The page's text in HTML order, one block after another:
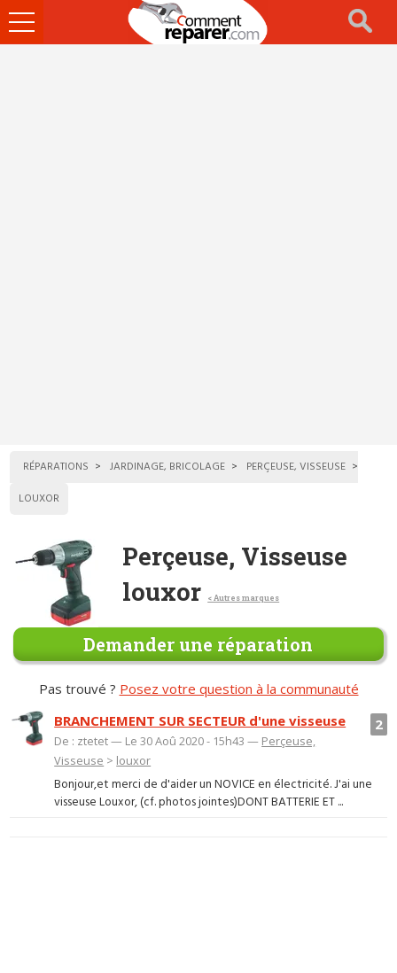
Ouvrir
le
RÉPARATIONS JARDINAGE, BRICOLAGE
PERÇEUSE, VISSEUSE
LOUXOR
Perçeuse, Visseuse
louxor
< Autres marques
Demander une réparation
Pas trouvé ? Posez votre question à la communauté
2
BRANCHEMENT SUR SECTEUR d'une visseuse
De : ztetet — Le 30 Aoû 2020 - 15h43 — Perçeuse,
Visseuse > louxor
Bonjour,et merci de d'aider un NOVICE en électricité. J'ai une
visseuse Louxor, (cf. photos jointes)DONT BATTERIE ET ...